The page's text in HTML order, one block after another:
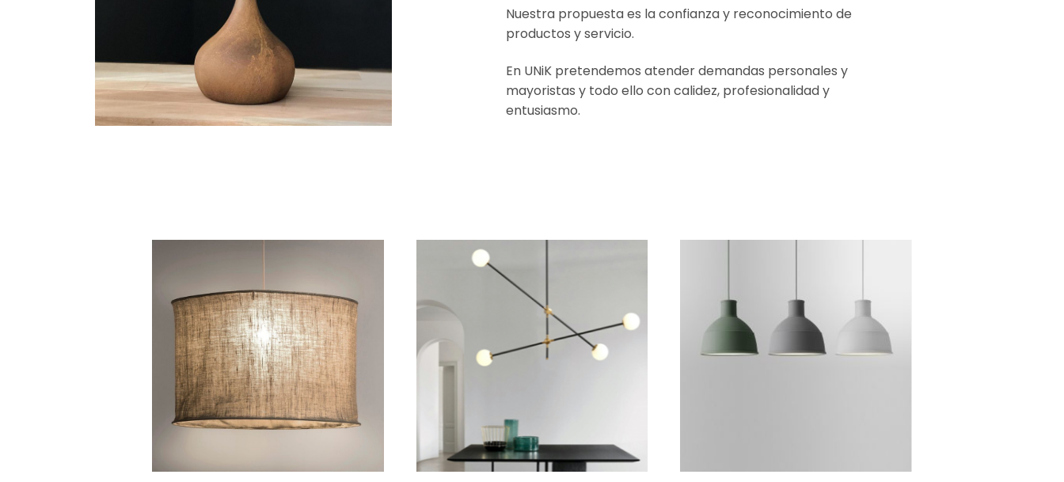
Nuestra propuesta es la confianza y reconocimiento de
productos y servicio.
En UNiK pretendemos atender demandas personales y
mayoristas y todo ello con calidez, profesionalidad y
entusiasmo.